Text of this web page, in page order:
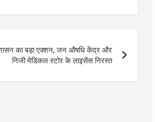
का बड़ा एक्शन, जन औषधि केंद्र और
निजी मेडिकल स्टोर के लाइसेंस निरस्त